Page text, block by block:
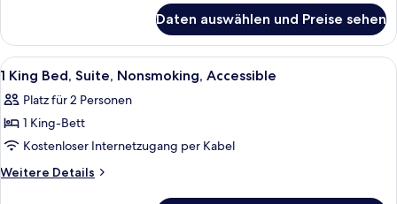
Daten auswählen und Preise sehen
Alle
Fotos
für
1
King
Bed,
Ein Hotelzimmer mit Bett, Sofa,
2
1 King Bed, Suite, Nonsmoking, Accessible
Platz für 2 Personen
1 King-Bett
Kostenloser Internetzugang per Kabel
Weitere Details
Weitere